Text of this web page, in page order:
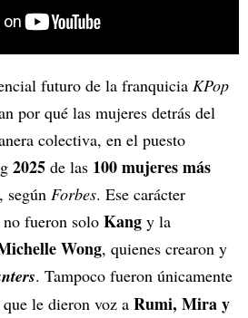
futuro de la franquicia KPop
por qué las mujeres detrás del
colectiva, en el puesto
2025 de las 100 mujeres más
, según Forbes. Ese carácter
fueron solo Kang y la
Wong, quienes crearon y
. Tampoco fueron únicamente
le dieron voz a Rumi, Mira y